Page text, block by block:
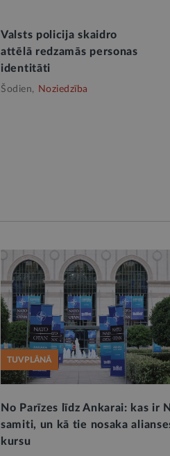
Valsts policija skaidro
attēlā redzamās personas
identitāti
Šodien, Noziedzība
TUVPLĀNĀ
No Parīzes līdz Ankarai: kas ir
samiti, un kā tie nosaka
kursu